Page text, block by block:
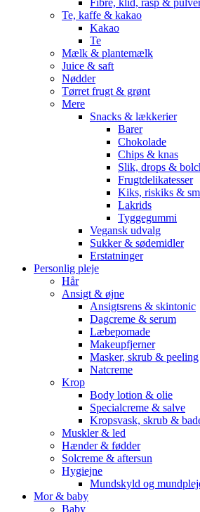
Fibre, klid, rasp &
Te, kaffe & kakao
Kakao
Te
Mælk & plantemælk
Juice & saft
Nødder
Tørret frugt & grønt
Mere
Snacks & lækkerier
Barer
Chokolade
Chips & knas
Slik, drops &
Frugtdelikatesser
Kiks, riskiks &
Lakrids
Tyggegummi
Vegansk udvalg
Sukker & sødemidler
Erstatninger
Personlig pleje
Hår
Ansigt & øjne
Ansigtsrens & skintonic
Dagcreme & serum
Læbepomade
Makeupfjerner
Masker, skrub & peeling
Natcreme
Krop
Body lotion & olie
Specialcreme & salve
Kropsvask, skrub &
Muskler & led
Hænder & fødder
Solcreme & aftersun
Hygiejne
Mundskyld og
Mor & baby
Baby